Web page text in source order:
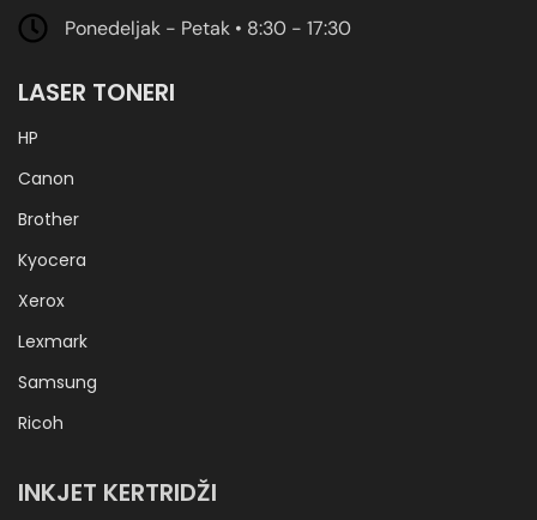
Ponedeljak - Petak • 8:30 - 17:30
LASER TONERI
HP
Canon
Brother
Kyocera
Xerox
Lexmark
Samsung
Ricoh
INKJET KERTRIDŽI